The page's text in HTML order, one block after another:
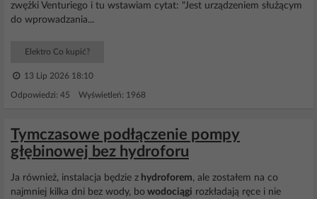
zwężki Venturiego i tu wstawiam cytat: "Jest urządzeniem służącym
do wprowadzania...
Elektro Co kupić?
13 Lip 2026 18:10
Odpowiedzi: 45 Wyświetleń: 1968
Tymczasowe podłączenie pompy
głębinowej bez hydroforu
Ja również, instalacja będzie z hydroforem, ale zostałem na co
najmniej kilka dni bez wody, bo wodociągi rozkładają ręce i nie